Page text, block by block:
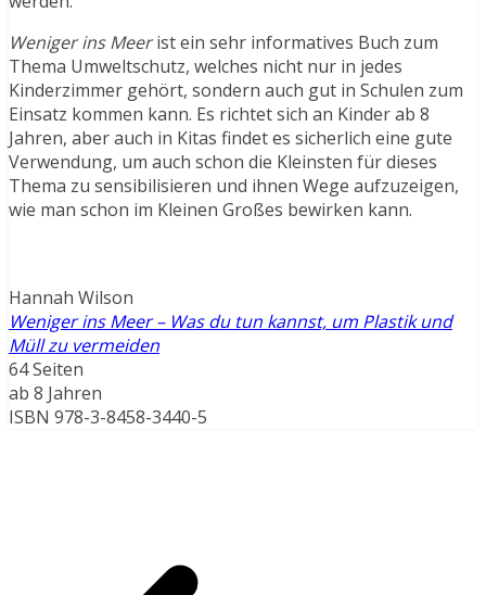
Weniger ins Meerist ein sehr informatives Buch zum
Thema Umweltschutz, welches nicht nur in jedes
Kinderzimmer gehört, sondern auch gut in Schulen zum
Einsatz kommen kann. Es richtet sich an Kinder ab 8
Jahren, aber auch in Kitas findet es sicherlich eine gute
Verwendung, um auch schon die Kleinsten für dieses
Thema zu sensibilisieren und ihnen Wege aufzuzeigen,
wie man schon im Kleinen Großes bewirken kann.
Hannah Wilson
Weniger ins Meer – Was du tun kannst, um Plastik und
Müll zu vermeiden
64 Seiten
ab 8 Jahren
ISBN 978-3-8458-3440-5